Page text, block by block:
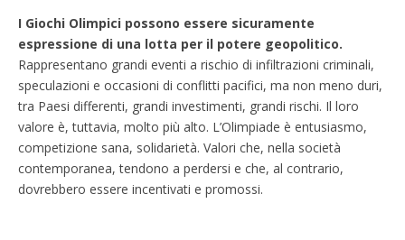
I Giochi Olimpici possono essere sicuramente
espressione di una lotta per il potere geopolitico.
Rappresentano grandi eventi a rischio di infiltrazioni criminali,
speculazioni e occasioni di conflitti pacifici, ma non meno duri,
tra Paesi differenti, grandi investimenti, grandi rischi. Il loro
valore è, tuttavia, molto più alto. L’Olimpiade è entusiasmo,
competizione sana, solidarietà. Valori che, nella società
contemporanea, tendono a perdersi e che, al contrario,
dovrebbero essere incentivati e promossi.